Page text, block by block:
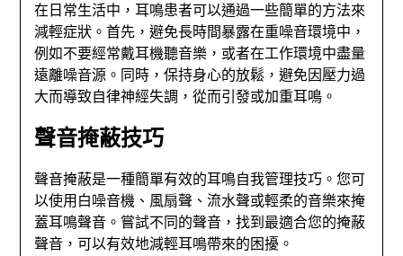
在日常生活中，耳鳴患者可以通過一些簡單的方法來
減輕症狀。首先，避免長時間暴露在重噪音環境中，
例如不要經常戴耳機聽音樂，或者在工作環境中盡量
遠離噪音源。同時，保持身心的放鬆，避免因壓力過
大而導致自律神經失調，從而引發或加重耳鳴。
聲音掩蔽技巧
聲音掩蔽是一種簡單有效的耳鳴自我管理技巧。您可
以使用白噪音機、風扇聲、流水聲或輕柔的音樂來掩
蓋耳鳴聲音。嘗試不同的聲音，找到最適合您的掩蔽
聲音，可以有效地減輕耳鳴帶來的困擾。